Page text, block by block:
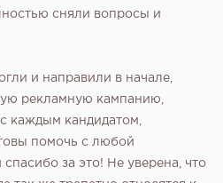
сняли вопросы и
и направили в начале,
рекламную кампанию,
каждым кандидатом,
помочь с любой
за это! Не уверена, что